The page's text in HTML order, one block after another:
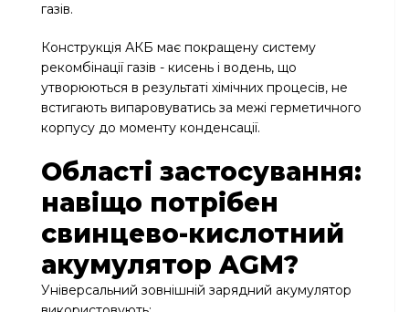
газів.
Конструкція АКБ має покращену систему
рекомбінації газів - кисень і водень, що
утворюються в результаті хімічних процесів, не
встигають випаровуватись за межі герметичного
корпусу до моменту конденсації.
Області застосування:
навіщо потрібен
свинцево-кислотний
акумулятор AGM?
Універсальний зовнішній зарядний акумулятор